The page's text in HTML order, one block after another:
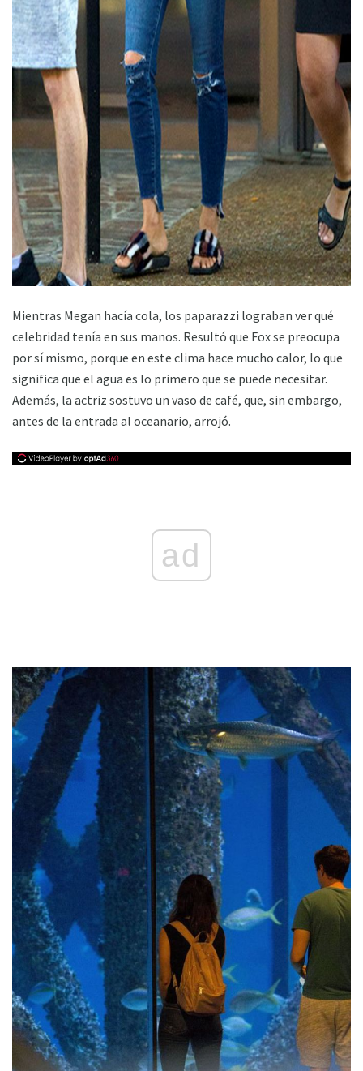
ad
Mientras Megan hacía cola, los paparazzi lograban ver qué
celebridad tenía en sus manos. Resultó que Fox se preocupa
por sí mismo, porque en este clima hace mucho calor, lo que
significa que el agua es lo primero que se puede necesitar.
Además, la actriz sostuvo un vaso de café, que, sin embargo,
antes de la entrada al oceanario, arrojó.
ad